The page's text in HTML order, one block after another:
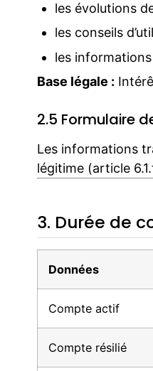
les évolutions
les conseils
les
Base légale :
2.5 Formulaire
Les informations
légitime (article
3. Durée de
Données
Compte actif
Compte résilié